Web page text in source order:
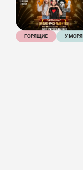
ГОРЯЩИЕ У МОРЯ